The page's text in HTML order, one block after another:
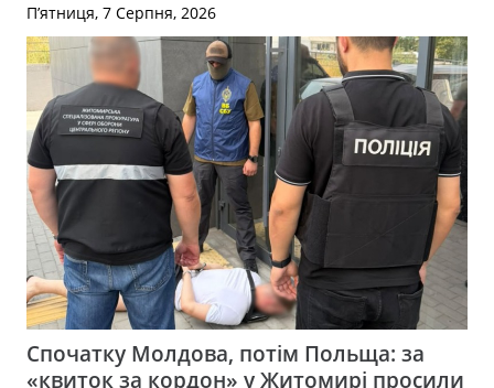
П’ятниця, 7 Серпня, 2026
Спочатку Молдова, потім Польща: за
«квиток за кордон» у Житомирі просили